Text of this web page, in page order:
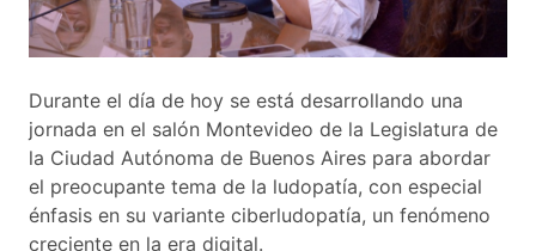
Durante el día de hoy se está desarrollando una
jornada en el salón Montevideo de la Legislatura de
la Ciudad Autónoma de Buenos Aires para abordar
el preocupante tema de la ludopatía, con especial
énfasis en su variante ciberludopatía, un fenómeno
creciente en la era digital.